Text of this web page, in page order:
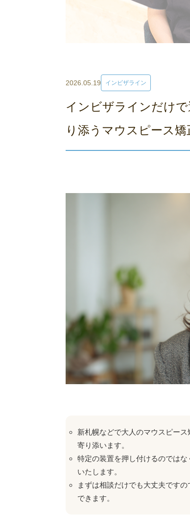
2026.05.19 インビザライン
インビザラインだけ
り添うマウスピース
新札幌などで大人のマウスピー
寄り添います。
特定の装置を押し付けるのでは
いたします。
まずは相談だけでも大丈夫です
できます。